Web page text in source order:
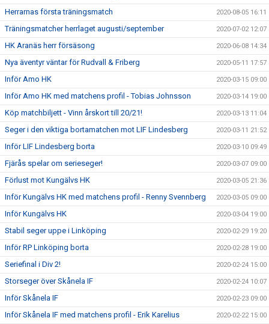
Herrarnas första träningsmatch 2020-08-05 16:11
Träningsmatcher herrlaget augusti/september 2020-07-02 12:07
HK Aranäs herr försäsong 2020-06-08 14:34
Nya äventyr väntar för Rudvall & Friberg 2020-05-11 17:57
Inför Amo HK 2020-03-15 09:00
Inför Amo HK med matchens profil - Tobias Johnsson 2020-03-14 19:00
Köp matchbiljett - Vinn årskort till 20/21! 2020-03-13 11:04
Seger i den viktiga bortamatchen mot LIF Lindesberg 2020-03-11 21:52
Inför LIF Lindesberg borta 2020-03-10 09:49
Fjärås spelar om serieseger! 2020-03-07 09:00
Förlust mot Kungälvs HK 2020-03-05 21:36
Inför Kungälvs HK med matchens profil - Renny Svennberg 2020-03-05 09:00
Inför Kungälvs HK 2020-03-04 19:00
Stabil seger uppe i Linköping 2020-02-29 19:20
Inför RP Linköping borta 2020-02-28 19:00
Seriefinal i Div 2! 2020-02-24 15:00
Storseger över Skånela IF 2020-02-24 10:07
Inför Skånela IF 2020-02-23 09:00
Inför Skånela IF med matchens profil - Erik Karelius 2020-02-22 15:00